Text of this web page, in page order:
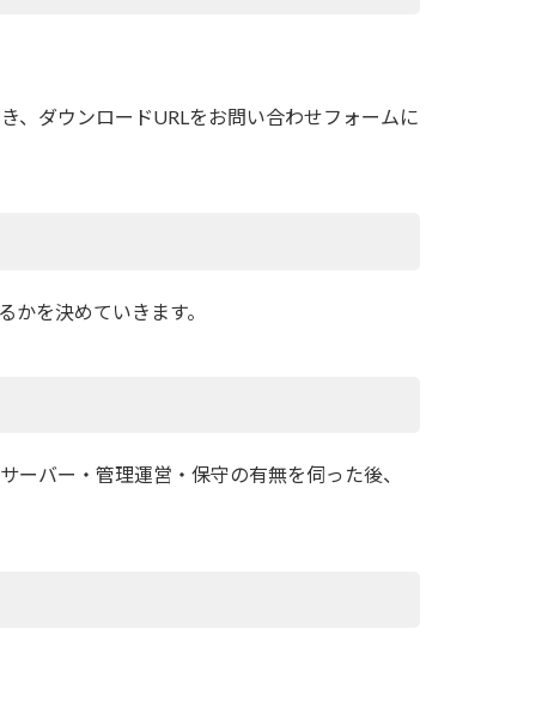
、ダウンロードURLをお問い合わせフォームに
を決めていきます。
バー・管理運営・保守の有無を伺った後、